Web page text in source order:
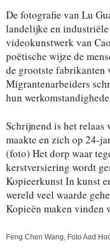
De fotografie van Lu
landelijke en
videokunstwerk van
poëtische wijze de
de grootste fabrikanten
Migrantenarbeiders
hun
Schrijnend is het
maakte en zich op 24-
(foto) Het dorp waar
kerstversiering wordt
Kopieerkunst In kunst
wereld veel waarde
Kopieën maken vinden
Feng Chen Wang, Foto Aad